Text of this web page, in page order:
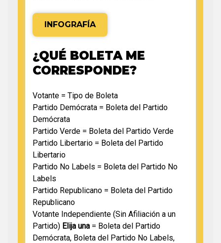
INFOGRAFÍA
¿QUÉ BOLETA ME
CORRESPONDE?
Votante = Tipo de Boleta
Partido Demócrata = Boleta del Partido
Demócrata
Partido Verde = Boleta del Partido Verde
Partido Libertario = Boleta del Partido
Libertario
Partido No Labels = Boleta del Partido No
Labels
Partido Republicano = Boleta del Partido
Republicano
Votante Independiente (Sin Afiliación a un
Partido) Elija una = Boleta del Partido
Demócrata, Boleta del Partido No Labels,